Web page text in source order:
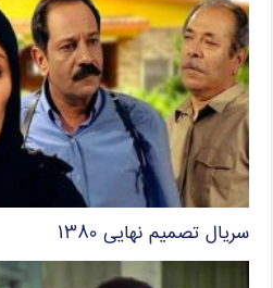
سریال تصمیم نهایی ۱۳۸۰